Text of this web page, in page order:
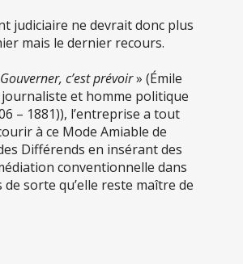
judiciaire ne devrait donc plus
mais le dernier recours.
Gouverner, c’est prévoir» (Émile
et homme politique
– 1881)), l’entreprise a tout
à ce Mode Amiable de
Différends en insérant des
conventionnelle dans
sorte qu’elle reste maître de